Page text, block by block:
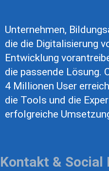
Unternehmen,
die die Digitalisierung
Entwicklung
die passende Lösung.
4 Millionen User
die Tools und die
erfolgreiche
Kontakt & Social